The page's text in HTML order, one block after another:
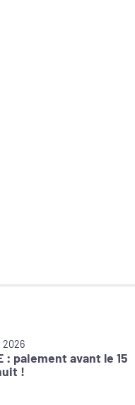
2026
: paiement avant le 15
!